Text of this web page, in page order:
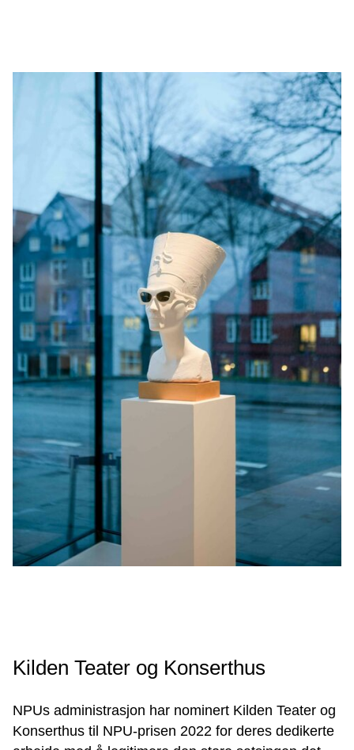
Kilden Teater og Konserthus
NPUs administrasjon har nominert Kilden Teater og
Konserthus til NPU-prisen 2022 for deres dedikerte